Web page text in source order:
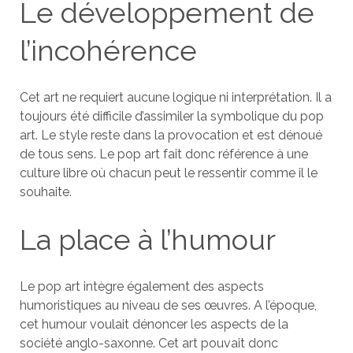
Le développement de
l’incohérence
Cet art ne requiert aucune logique ni interprétation. Il a
toujours été difficile d’assimiler la symbolique du pop
art. Le style reste dans la provocation et est dénoué
de tous sens. Le pop art fait donc référence à une
culture libre où chacun peut le ressentir comme il le
souhaite.
La place à l’humour
Le pop art intègre également des aspects
humoristiques au niveau de ses œuvres. A l’époque,
cet humour voulait dénoncer les aspects de la
société anglo-saxonne. Cet art pouvait donc